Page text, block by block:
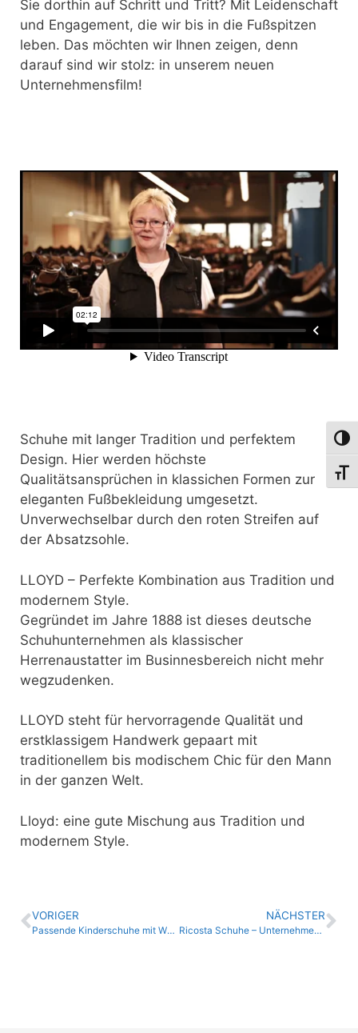
Sie dorthin auf Schritt und Tritt? Mit Leidenschaft
und Engagement, die wir bis in die Fußspitzen
leben. Das möchten wir Ihnen zeigen, denn
darauf sind wir stolz: in unserem neuen
Unternehmensfilm!
Schuhe mit langer Tradition und perfektem
Design. Hier werden höchste
Qualitätsansprüchen in klassichen Formen zur
eleganten Fußbekleidung umgesetzt.
Unverwechselbar durch den roten Streifen auf
der Absatzsohle.
LLOYD – Perfekte Kombination aus Tradition und
modernem Style.
Gegründet im Jahre 1888 ist dieses deutsche
Schuhunternehmen als klassischer
Herrenaustatter im Businnesbereich nicht mehr
wegzudenken.
LLOYD steht für hervorragende Qualität und
erstklassigem Handwerk gepaart mit
traditionellem bis modischem Chic für den Mann
in der ganzen Welt.
Lloyd: eine gute Mischung aus Tradition und
modernem Style.
VORIGER
Passende Kinderschuhe mit WMS
NÄCHSTER
Ricosta Schuhe – Unternehmensfilm